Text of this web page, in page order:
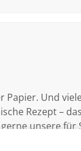
Papier. Und
Rezept –
gerne unsere für